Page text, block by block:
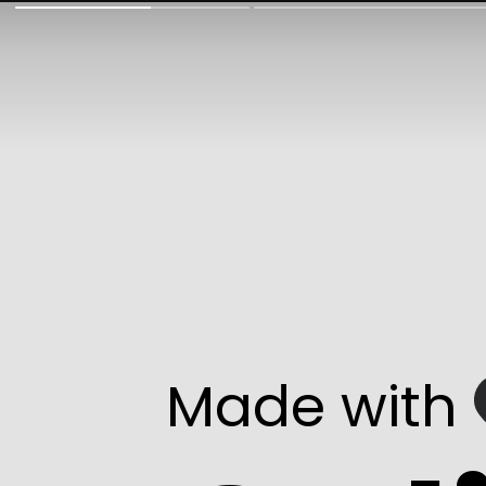
Made with